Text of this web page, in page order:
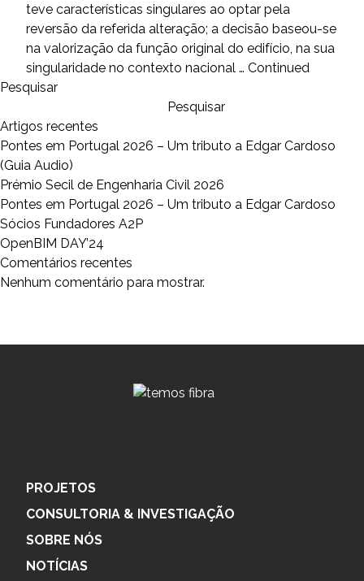
teve características singulares ao optar pela
reversão da referida alteração; a decisão baseou-se
na valorização da função original do edifício, na sua
singularidade no contexto nacional … Continued
Pesquisar
Pesquisar
Artigos recentes
Pontes em Portugal 2026 – Um tributo a Edgar Cardoso
(Guia Audio)
Prémio Secil de Engenharia Civil 2026
Pontes em Portugal 2026 – Um tributo a Edgar Cardoso
Sócios Fundadores A2P
OpenBIM DAY’24
Comentários recentes
Nenhum comentário para mostrar.
PROJETOS
CONSULTORIA & INVESTIGAÇÃO
SOBRE NÓS
NOTÍCIAS